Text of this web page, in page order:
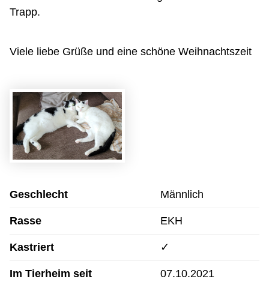
Trapp.
Viele liebe Grüße und eine schöne Weihnachtszeit
Geschlecht Männlich
Rasse EKH
Kastriert ✓
Im Tierheim seit 07.10.2021